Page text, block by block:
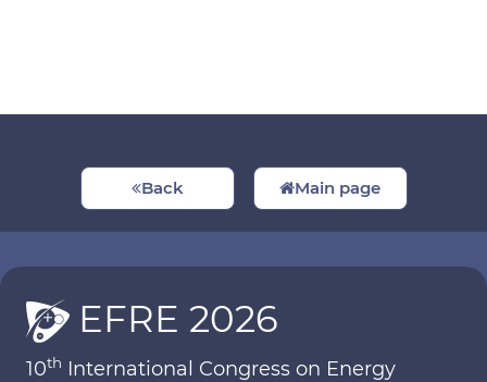
Back Main page
EFRE 2026
10th International Congress on Energy